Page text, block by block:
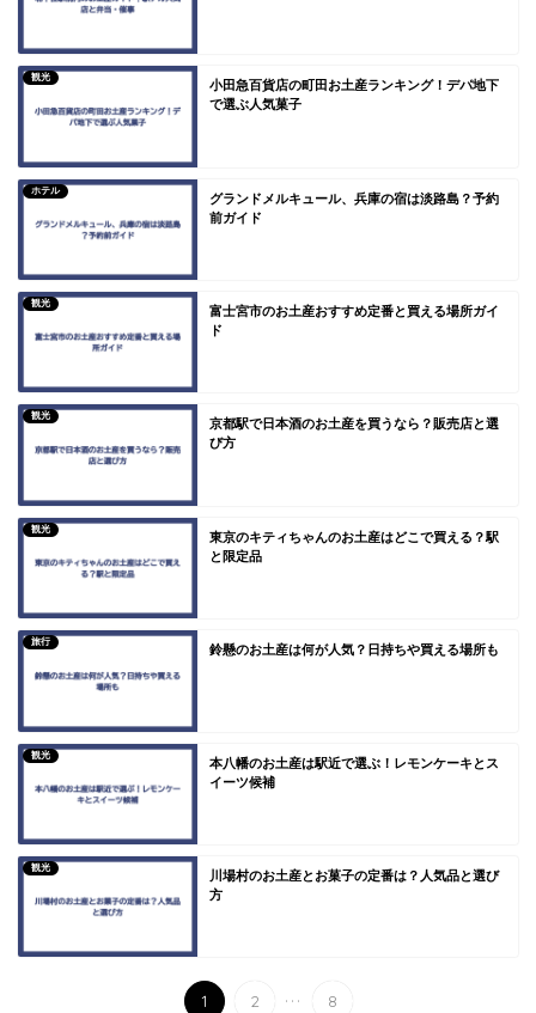
観光
小田急百貨店の町田お土産ランキング！デパ地下
で選ぶ人気菓子
ホテル
グランドメルキュール、兵庫の宿は淡路島？予約
前ガイド
観光
富士宮市のお土産おすすめ定番と買える場所ガイ
ド
観光
京都駅で日本酒のお土産を買うなら？販売店と選
び方
観光
東京のキティちゃんのお土産はどこで買える？駅
と限定品
旅行
鈴懸のお土産は何が人気？日持ちや買える場所も
観光
本八幡のお土産は駅近で選ぶ！レモンケーキとス
イーツ候補
観光
川場村のお土産とお菓子の定番は？人気品と選び
方
1 2 ... 8